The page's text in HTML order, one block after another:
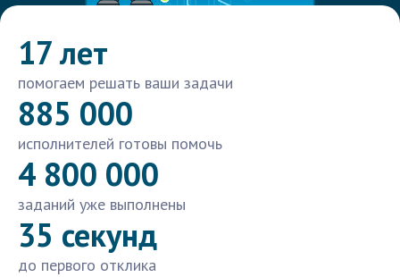
17 лет
помогаем решать ваши задачи
885 000
исполнителей готовы помочь
4 800 000
заданий уже выполнены
35 секунд
до первого отклика